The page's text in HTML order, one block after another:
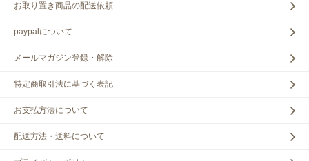
お取り置き商品の配送依頼
paypalについて
メールマガジン登録・解除
特定商取引法に基づく表記
お支払方法について
配送方法・送料について